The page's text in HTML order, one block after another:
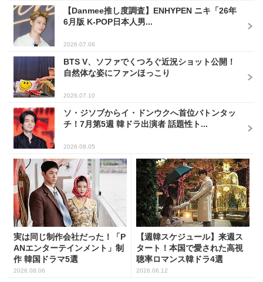
【Danmee推し度調査】ENHYPEN ニキ「26年
6月版 K-POP日本人男...
2026.07.06
BTS V、ソファでくつろぐ近況ショット公開！
自然体な姿にファンほっこり
2026.07.10
ソ・ジソブからイ・ドンウクへ首位バトンタッ
チ！7月第5週 韓ドラ出演者 話題性ト...
2026.08.05
実は同じ制作会社だった！「P
ANエンターテインメント」制
作 韓国ドラマ5選
2026.08.06
【週韓スケジュール】来週ス
タート！本国で愛された高視
聴率ロマンス韓ドラ4選
2026.06.12